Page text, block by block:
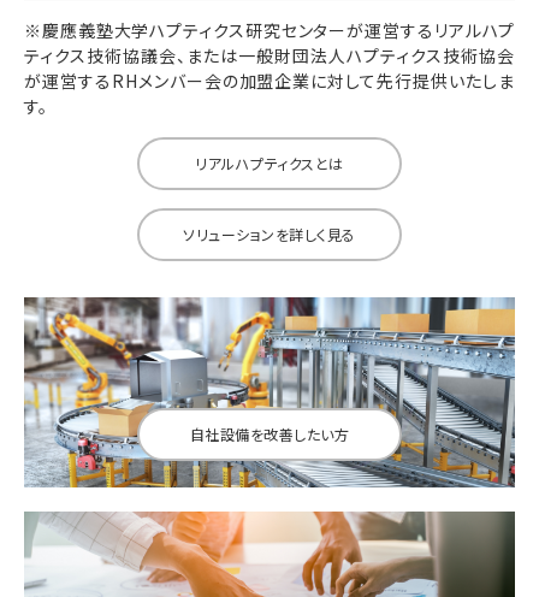
※慶應義塾大学ハプティクス研究センターが運営するリアルハプ
ティクス技術協議会、または一般財団法人ハプティクス技術協会
が運営するRHメンバー会の加盟企業に対して先行提供いたしま
す。
リアルハプティクスとは
ソリューションを詳しく見る
自社設備を改善したい方